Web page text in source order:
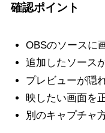
確認ポイント
OBSのソースに
追加したソース
プレビューが隠
映したい画面を
別のキャプチャ